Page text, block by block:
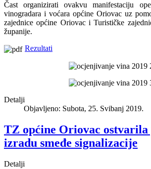
Čast organizirati ovakvu manifestaciju
vinogradara i voćara općine Oriovac uz
zajednice općine Oriovac i Turističke
županije.
Rezultati
Detalji
Objavljeno: Subota, 25. Svibanj 2019.
TZ općine Oriovac ostvarila
izradu smeđe signalizacije
Detalji